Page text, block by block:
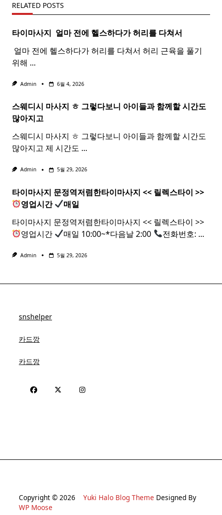
RELATED POSTS
타이마사지 ​ 얼마 전에 헬스하다가 허리를 다쳐서
​ 얼마 전에 헬스하다가 허리를 다쳐서 허리 근육을 풀기
위해 ...
Admin 6월 4, 2026
스웨디시 마사지 ㅎ 그렇다보니 아이들과 함께할 시간도
많아지고
스웨디시 마사지 ㅎ 그렇다보니 아이들과 함께할 시간도
많아지고 제 시간도 ...
Admin 5월 29, 2026
타이마사지 문정역저렴한타이마사지 << 릴렉스타이 >>
영업시간
매일
타이마사지 문정역저렴한타이마사지 << 릴렉스타이 >>
영업시간
매일 10:00~*다음날 2:00 전화번호: ...
Admin 5월 29, 2026
snshelper
카드깡
카드깡
Copyright © 2026 Yuki Halo Blog Theme Designed By
WP Moose